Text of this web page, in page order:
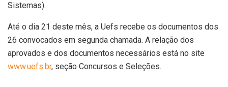
Sistemas).
Até o dia 21 deste mês, a Uefs recebe os documentos dos
26 convocados em segunda chamada. A relação dos
aprovados e dos documentos necessários está no site
www.uefs.br, seção Concursos e Seleções.